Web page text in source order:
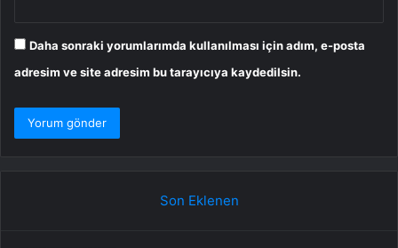
Daha sonraki yorumlarımda kullanılması için adım, e-posta
adresim ve site adresim bu tarayıcıya kaydedilsin.
Son Eklenen